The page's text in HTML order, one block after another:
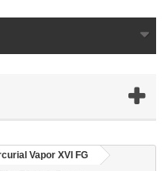
Vapor XVI FG